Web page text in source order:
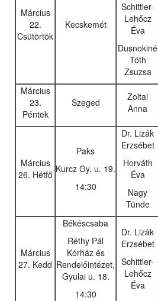
Március
22.
Csütörtök
Kecskemét
Schittler-
Lehőcz
Éva
Dusnokiné
Tóth
Zsuzsa
Március
23.
Péntek
Szeged
Zoltai
Anna
Március
26. Hétfő
Paks
Kurcz Gy. u. 19.
14:30
Dr. Lizák
Erzsébet
Horváth
Éva
Nagy
Tünde
Március
27. Kedd
Békéscsaba
Réthy Pál
Kórház és
Rendelőintézet,
Gyulai u. 18.
14:30
Dr. Lizák
Erzsébet
Schittler-
Lehőcz
Éva